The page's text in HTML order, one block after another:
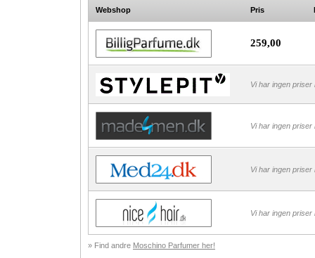
Webshop Pris
259,00
Vi har ingen
Vi har ingen
Vi har ingen
Vi har ingen
» Find andre Moschino Parfumer her!